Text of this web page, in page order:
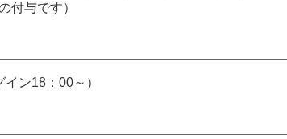
付与です）
ン18：00～）